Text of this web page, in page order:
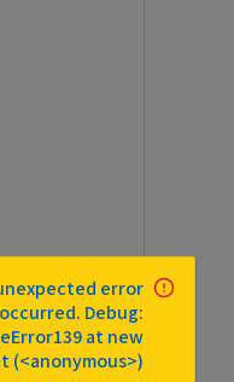
error
occurred. Debug:
at new
(<anonymous>)